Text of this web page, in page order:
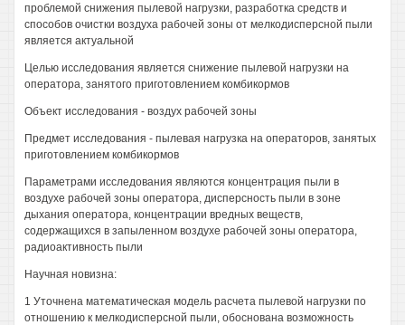
проблемой снижения пылевой нагрузки, разработка средств и
способов очистки воздуха рабочей зоны от мелкодисперсной пыли
является актуальной
Целью исследования является снижение пылевой нагрузки на
оператора, занятого приготовлением комбикормов
Объект исследования - воздух рабочей зоны
Предмет исследования - пылевая нагрузка на операторов, занятых
приготовлением комбикормов
Параметрами исследования являются концентрация пыли в
воздухе рабочей зоны оператора, дисперсность пыли в зоне
дыхания оператора, концентрации вредных веществ,
содержащихся в запыленном воздухе рабочей зоны оператора,
радиоактивность пыли
Научная новизна:
1 Уточнена математическая модель расчета пылевой нагрузки по
отношению к мелкодисперсной пыли, обоснована возможность